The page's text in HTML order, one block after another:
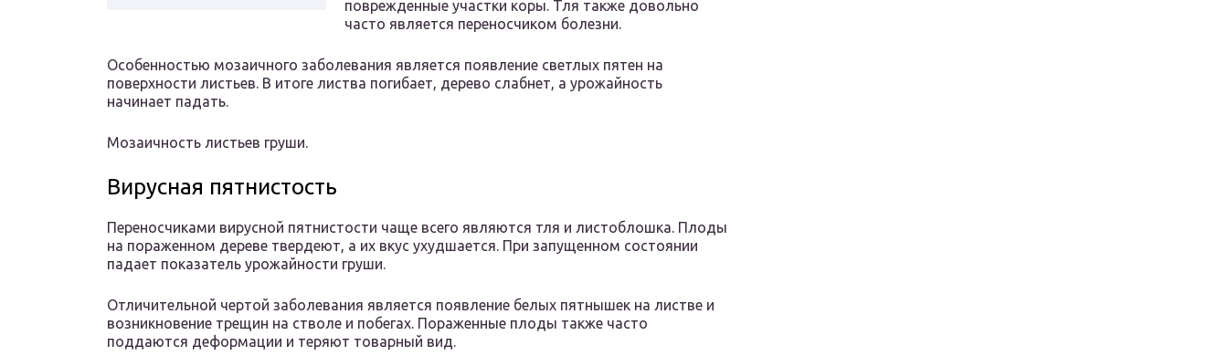
поврежденные участки коры. Тля также довольно
часто является переносчиком болезни.
Особенностью мозаичного заболевания является появление светлых пятен на
поверхности листьев. В итоге листва погибает, дерево слабнет, а урожайность
начинает падать.
Мозаичность листьев груши.
Вирусная пятнистость
Переносчиками вирусной пятнистости чаще всего являются тля и листоблошка. Плоды
на пораженном дереве твердеют, а их вкус ухудшается. При запущенном состоянии
падает показатель урожайности груши.
Отличительной чертой заболевания является появление белых пятнышек на листве и
возникновение трещин на стволе и побегах. Пораженные плоды также часто
поддаются деформации и теряют товарный вид.